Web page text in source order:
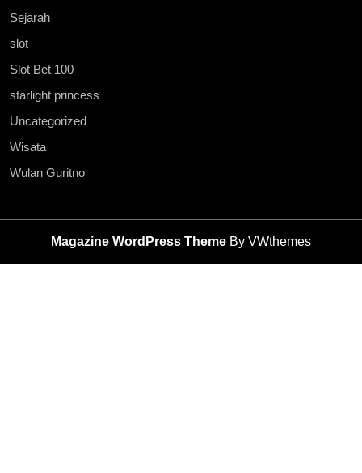
Sejarah
slot
Slot Bet 100
starlight princess
Uncategorized
Wisata
Wulan Guritno
Magazine WordPress Theme By VWthemes